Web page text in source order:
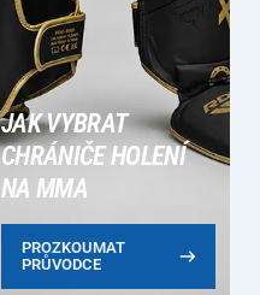
JAK VYBRAT
CHRÁNIČE HOLENÍ
NA MMA
PROZKOUMAT
PRŮVODCE